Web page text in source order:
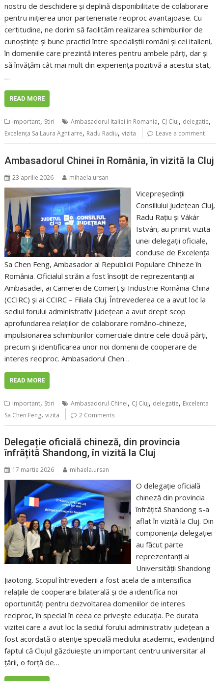
nostru de deschidere și deplină disponibilitate de colaborare
pentru inițierea unor parteneriate reciproc avantajoase. Cu
certitudine, ne dorim să facilităm realizarea schimburilor de
cunoștințe și bune practici între specialiștii români și cei italieni,
în domeniile care prezintă interes pentru ambele părți, dar și
să învățăm cât mai mult din experiența pozitivă a acestui stat,
…
READ MORE
Important, Stiri Ambasadorul Italiei in Romania, CJ Cluj, delegatie,
Excelența Sa Laura Aghilarre, Radu Radiu,vizita Leave a comment
Ambasadorul Chinei în România, în vizită la Cluj
23 aprilie 2026 mihaela.ursan
Vicepreședinții
Consiliului Județean Cluj,
Radu Rațiu și Vákár
István, au primit vizita
unei delegații oficiale,
conduse de Excelența
Sa Chen Feng, Ambasador al Republicii Populare Chineze în
România. Oficialul străin a fost însoțit de reprezentanți ai
Ambasadei, ai Camerei de Comerț și Industrie România-China
(CCIRC) și ai CCIRC – Filiala Cluj. Întrevederea ce a avut loc la
sediul forului administrativ județean a avut drept scop
aprofundarea relațiilor de colaborare româno-chineze,
impulsionarea schimburilor comerciale dintre cele două părți,
precum și identificarea unor noi domenii de cooperare de
interes reciproc. Ambasadorul Chen…
READ MORE
Important, Stiri Ambasadorul Chinei, CJ Cluj, delegatie, Excelenta
Sa Chen Feng,vizita 2 Comments
Delegație oficială chineză, din provincia
înfrățită Shandong, în vizită la Cluj
17 martie 2026 mihaela.ursan
O delegație oficială
chineză din provincia
înfrățită Shandong s-a
aflat în vizită la Cluj. Din
componența delegației
au făcut parte
reprezentanți ai
Universității Shandong
Jiaotong. Scopul întrevederii a fost acela de a intensifica
relațiile de cooperare bilaterală și de a identifica noi
oportunități pentru dezvoltarea domeniilor de interes
reciproc, în special în ceea ce privește educația. Pe durata
vizitei care a avut loc la sediul forului administrativ județean a
fost acordată o atenție specială mediului academic, evidențiind
faptul că Clujul găzduiește un important centru universitar al
țării, o forţă de…